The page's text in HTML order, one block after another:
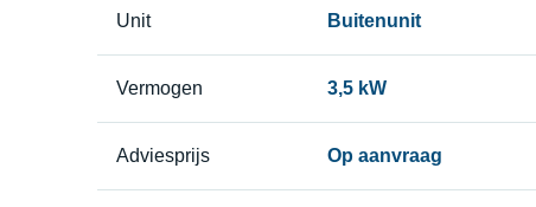
Unit Buitenunit
Vermogen 3,5 kW
Adviesprijs Op aanvraag